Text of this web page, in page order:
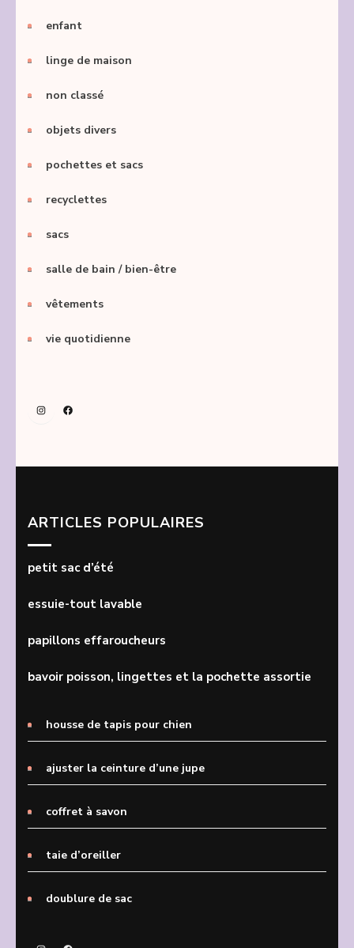
enfant
linge de maison
non classé
objets divers
pochettes et sacs
recyclettes
sacs
salle de bain / bien-être
vêtements
vie quotidienne
InstagramFacebook
ARTICLES POPULAIRES
petit sac d’été
essuie-tout lavable
papillons effaroucheurs
bavoir poisson, lingettes et la pochette assortie
housse de tapis pour chien
ajuster la ceinture d’une jupe
coffret à savon
taie d’oreiller
doublure de sac